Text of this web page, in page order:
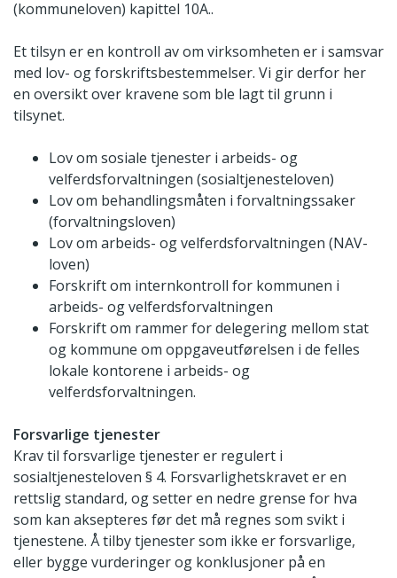
(kommuneloven) kapittel 10A..
Et tilsyn er en kontroll av om virksomheten er i samsvar
med lov- og forskriftsbestemmelser. Vi gir derfor her
en oversikt over kravene som ble lagt til grunn i
tilsynet.
Lov om sosiale tjenester i arbeids- og
velferdsforvaltningen (sosialtjenesteloven)
Lov om behandlingsmåten i forvaltningssaker
(forvaltningsloven)
Lov om arbeids- og velferdsforvaltningen (NAV-
loven)
Forskrift om internkontroll for kommunen i
arbeids- og velferdsforvaltningen
Forskrift om rammer for delegering mellom stat
og kommune om oppgaveutførelsen i de felles
lokale kontorene i arbeids- og
velferdsforvaltningen.
Forsvarlige tjenester
Krav til forsvarlige tjenester er regulert i
sosialtjenesteloven § 4. Forsvarlighetskravet er en
rettslig standard, og setter en nedre grense for hva
som kan aksepteres før det må regnes som svikt i
tjenestene. Å tilby tjenester som ikke er forsvarlige,
eller bygge vurderinger og konklusjoner på en